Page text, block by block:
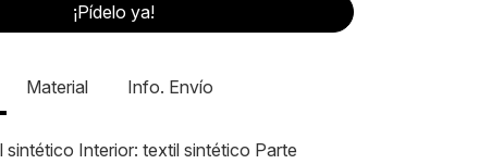
¡Pídelo ya!
Material Info. Envío
sintético Interior: textil sintético Parte